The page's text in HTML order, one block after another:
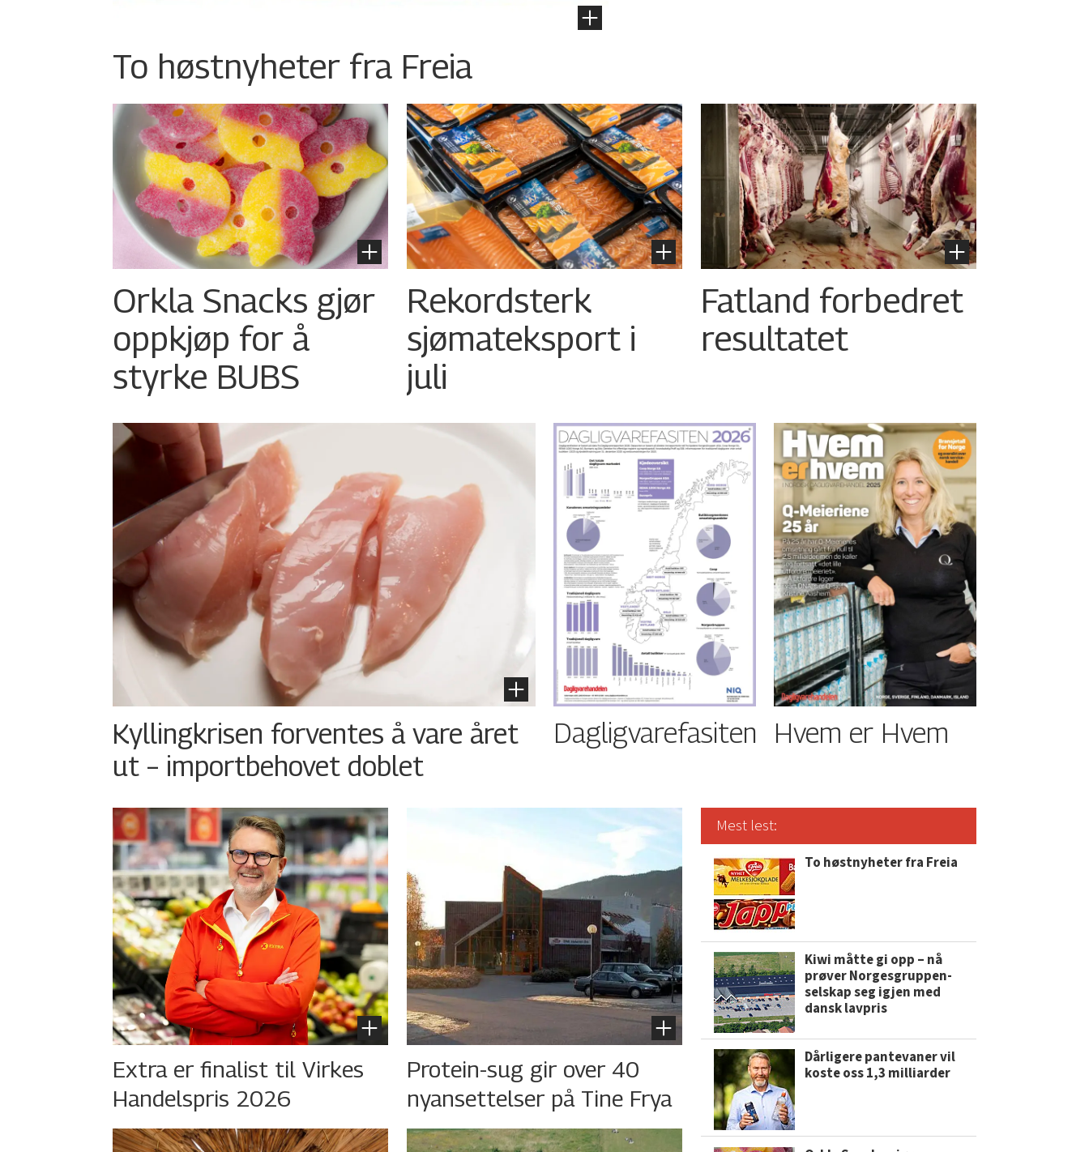
To høstnyheter fra Freia
Orkla Snacks gjør
oppkjøp for å
styrke BUBS
Rekordsterk
sjømateksport i
juli
Fatland forbedret
resultatet
Kyllingkrisen forventes å vare året
ut – importbehovet doblet
Dagligvarefasiten Hvem er Hvem
Extra er finalist til Virkes
Handelspris 2026
Protein-sug gir over 40
nyansettelser på Tine Frya
Mest lest:
To høstnyheter fra Freia
Kiwi måtte gi opp – nå
prøver Norgesgruppen-
selskap seg igjen med
dansk lavpris
Dårligere pantevaner vil
koste oss 1,3 milliarder